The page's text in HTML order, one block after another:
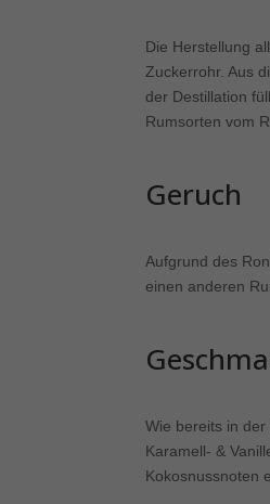
Die Herstellung
Zuckerrohr. Aus
der Destillation
Rumsorten vom
Geruch
Aufgrund des
einen anderen
Wie bereits in
Karamell- &
Kokosnussnoten